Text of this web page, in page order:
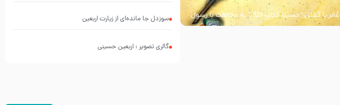
عُمَر با گفتن “حسبنا كتاب اللّه ” به مخالفت با رسول
اللّه برخاست
سوزدل جا مانده‌ای از زیارت اربعین
گالری تصویر : اربعین حسینی